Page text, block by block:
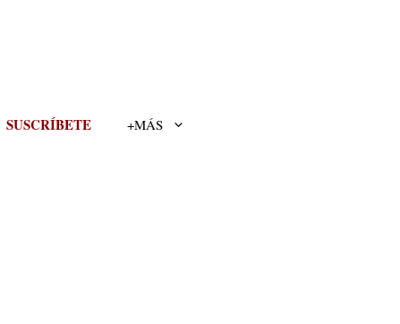
SUSCRÍBETE +MÁS